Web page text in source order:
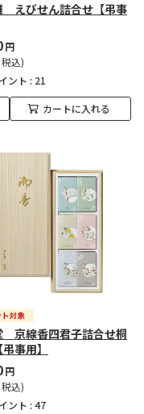
えびせん詰合せ【弔事
円
込)
ント : 21
カートに入れる
京線香四君子詰合せ桐
事用】
円
込)
ント : 47